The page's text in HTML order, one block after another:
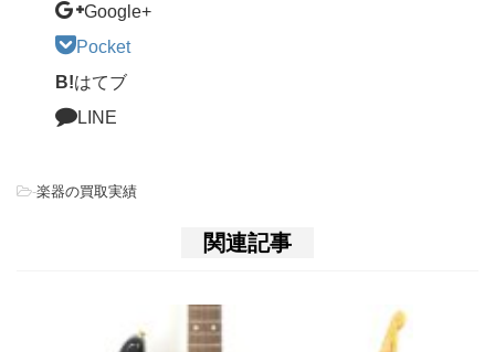
Google+
Pocket
B!はてブ
LINE
-楽器の買取実績
関連記事